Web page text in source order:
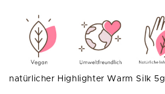
natürlicher Highlighter Warm Silk 5g